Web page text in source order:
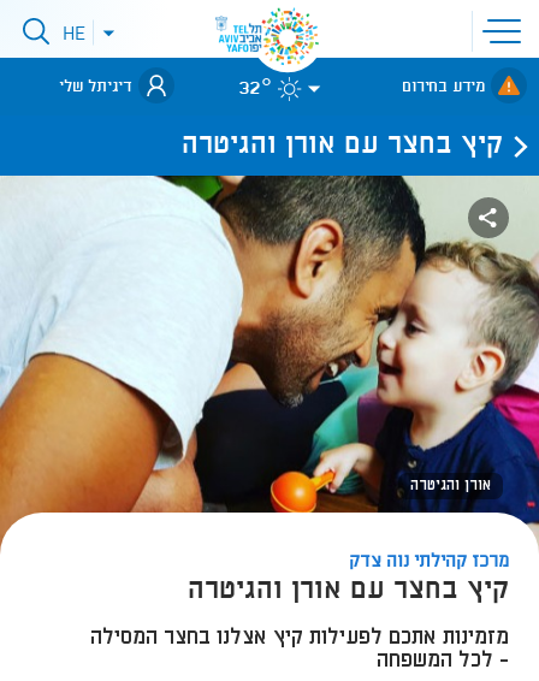
פתיחת
תפריט
אתר
לאתר עיריית
תל-אביב
פתיחתHE
מידע בחירום 32° דיגיתל שלי
קיץ בחצר עם אורן והגיטרה
אורן והגיטרה
מרכז קהילתי נוה צדק
קיץ בחצר עם אורן והגיטרה
מזמינות אתכם לפעילות קיץ אצלנו בחצר המסילה
- לכל המשפחה